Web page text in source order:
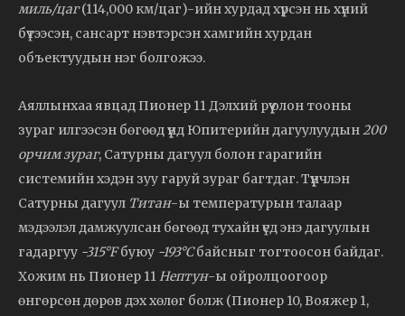
миль/цаг(114,000 км/цаг)-ийн хурдад хүрсэн нь хүний
бүтээсэн, сансарт нэвтэрсэн хамгийн хурдан
объектуудын нэг болгожээ.
Аяллынхаа явцад Пионер 11 Дэлхий рүү олон тооны
зураг илгээсэн бөгөөд үүнд Юпитерийн дагуулуудын200
орчим зураг, Сатурны дагуул болон гарагийн
системийн хэдэн зуу гаруй зураг багтдаг. Түүнчлэн
Сатурны дагуул Титан-ы температурын талаар
мэдээлэл дамжуулсан бөгөөд тухайн үед энэ дагуулын
гадаргуу -315°Fбуюу -193°Cбайсныг тогтоосон байдаг.
Хожим нь Пионер 11Нептун-ы ойролцоогоор
өнгөрсөн дөрөв дэх хөлөг болж (Пионер 10, Вояжер 1,